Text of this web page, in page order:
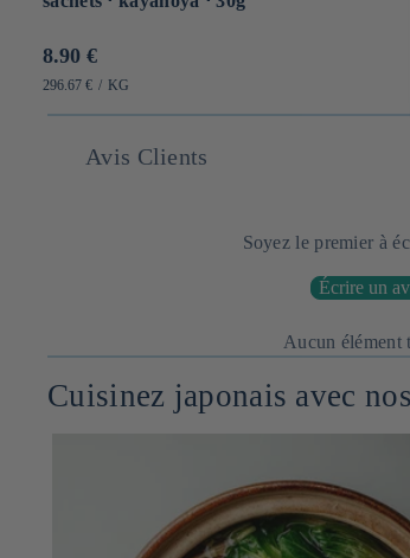
Prix
habituel
8.90 €
PRIX
296.67 € / PAR
KG
Avis Clients
Soyez le premier à
Écrire un
Aucun élément
Cuisinez japonais avec